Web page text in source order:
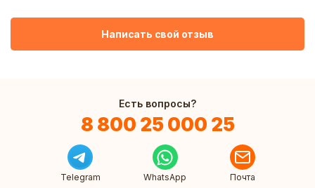
Написать свой отзыв
Есть вопросы?
8 800 25 000 25
Telegram WhatsApp Почта